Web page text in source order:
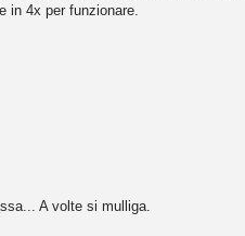
in 4x per funzionare.
A volte si mulliga.